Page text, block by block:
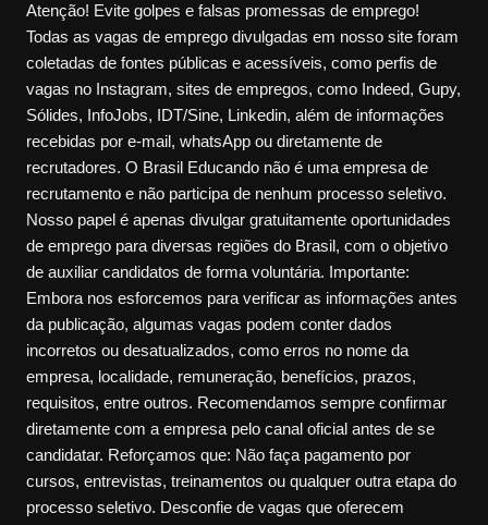
Atenção! Evite golpes e falsas promessas de emprego!
Todas as vagas de emprego divulgadas em nosso site foram
coletadas de fontes públicas e acessíveis, como perfis de
vagas no Instagram, sites de empregos, como Indeed, Gupy,
Sólides, InfoJobs, IDT/Sine, Linkedin, além de informações
recebidas por e-mail, whatsApp ou diretamente de
recrutadores. O Brasil Educando não é uma empresa de
recrutamento e não participa de nenhum processo seletivo.
Nosso papel é apenas divulgar gratuitamente oportunidades
de emprego para diversas regiões do Brasil, com o objetivo
de auxiliar candidatos de forma voluntária. Importante:
Embora nos esforcemos para verificar as informações antes
da publicação, algumas vagas podem conter dados
incorretos ou desatualizados, como erros no nome da
empresa, localidade, remuneração, benefícios, prazos,
requisitos, entre outros. Recomendamos sempre confirmar
diretamente com a empresa pelo canal oficial antes de se
candidatar. Reforçamos que: Não faça pagamento por
cursos, entrevistas, treinamentos ou qualquer outra etapa do
processo seletivo. Desconfie de vagas que oferecem